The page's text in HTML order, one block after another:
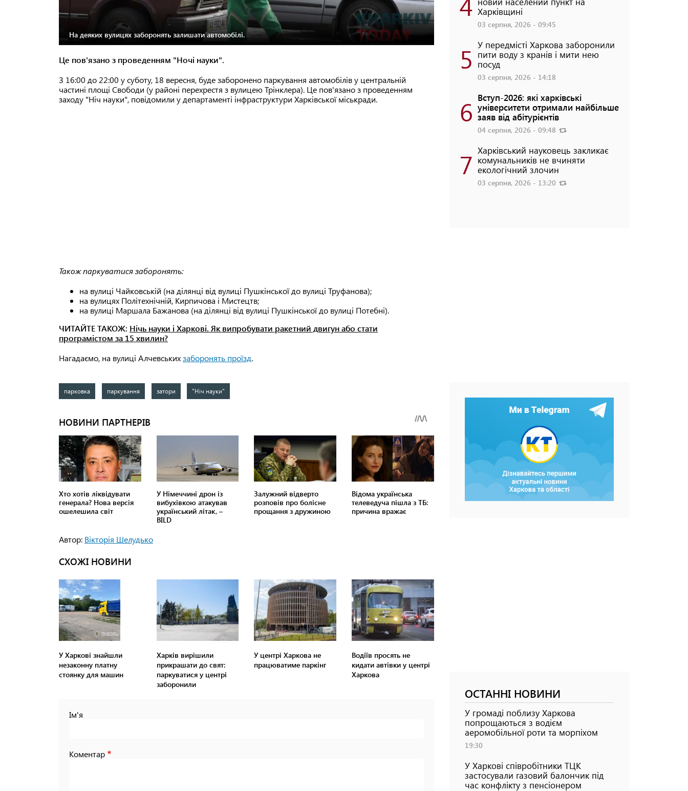
На деяких вулицях заборонять залишати автомобілі.
Це пов'язано з проведенням "Ночі науки".
З 16:00 до 22:00 у суботу, 18 вересня, буде заборонено паркування автомобілів у центральній
частині площі Свободи (у районі перехрестя з вулицею Трінклера). Це пов'язано з проведенням
заходу "Ніч науки", повідомили у департаменті інфраструктури Харківської міськради.
Також паркуватися заборонять:
на вулиці Чайковській (на ділянці від вулиці Пушкінської до вулиці Труфанова);
на вулицях Політехнічній, Кирпичова і Мистецтв;
на вулиці Маршала Бажанова (на ділянці від вулиці Пушкінської до вулиці Потебні).
ЧИТАЙТЕ ТАКОЖ: Нічь науки і Харкові. Як випробувати ракетний двигун або стати
програмістом за 15 хвилин?
Нагадаємо, на вулиці Алчевськихзаборонять проїзд.
парковка паркування затори "Ніч науки"
Автор: Вікторія Шелудько
СХОЖІ НОВИНИ
У Харкові знайшли
незаконну платну
стоянку для машин
Харків вирішили
прикрашати до свят:
паркуватися у центрі
заборонили
У центрі Харкова не
працюватиме паркінг
Водіїв просять не
кидати автівки у центрі
Харкова
Ім'я
Коментар
Харківщині
03 серпня, 2026 - 09:45
5 У передмісті Харкова заборонили
пити воду з кранів і мити нею
посуд
03 серпня, 2026 - 14:18
6 Вступ-2026: які харківські
університети отримали найбільше
заяв від абітурієнтів
04 серпня, 2026 - 09:48
7 Харківський науковець закликає
комунальників не вчиняти
екологічний злочин
03 серпня, 2026 - 13:20
ОСТАННІ НОВИНИ
У громаді поблизу Харкова
попрощаються з водієм
аеромобільної роти та морпіхом
19:30
У Харкові співробітники ТЦК
застосували газовий балончик під
час конфлікту з пенсіонером